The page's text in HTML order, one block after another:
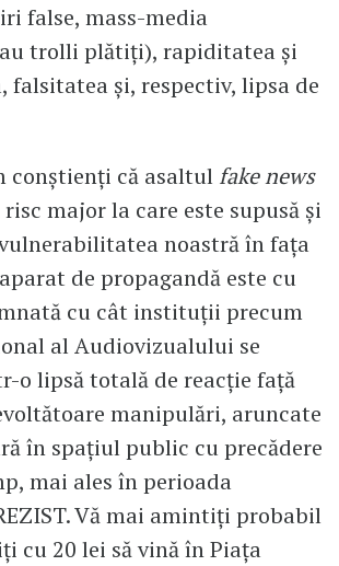
false, mass-media
trolli plătiţi), rapiditatea şi
falsitatea şi, respectiv, lipsa de
conştienţi că asaltul fake news
major la care este supusă şi
noastră în faţa
de propagandă este cu
cu cât instituţii precum
al Audiovizualului se
o lipsă totală de reacţie faţă
manipulări, aruncate
în spaţiul public cu precădere
mai ales în perioada
Vă mai amintiţi probabil
cu 20 lei să vină în Piaţa